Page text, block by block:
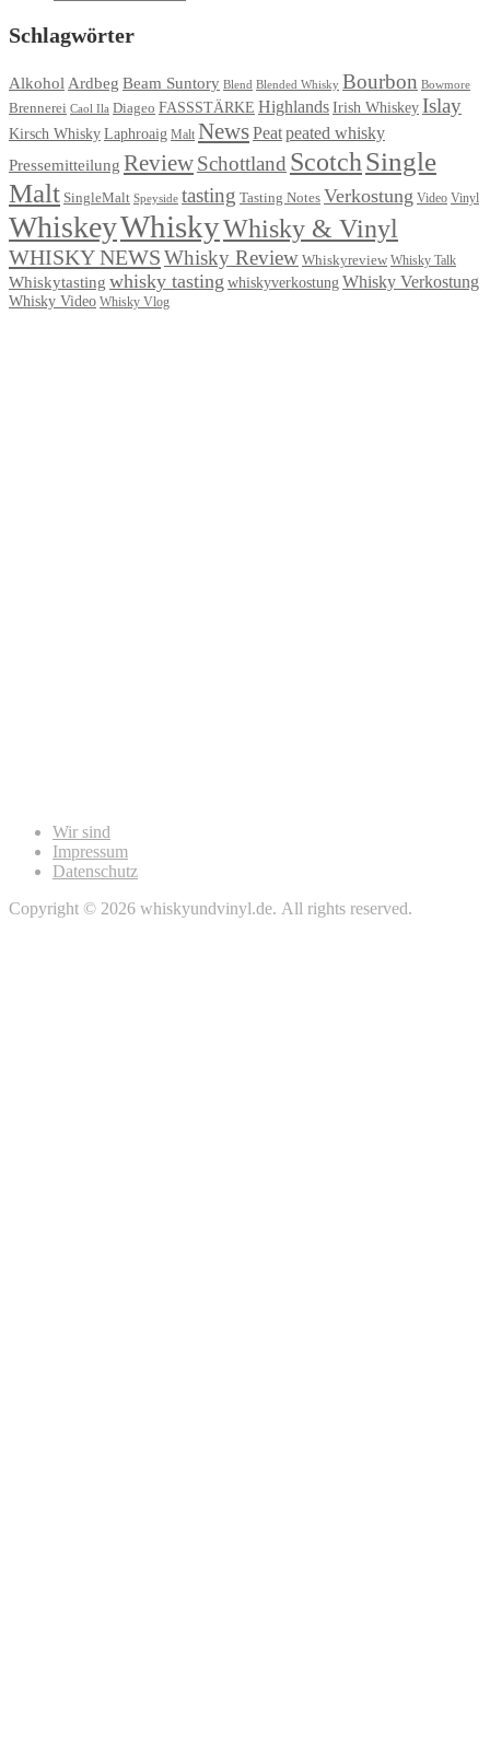
Schlagwörter
Alkohol Ardbeg Beam Suntory Blend Blended Whisky Bourbon Bowmore
Brennerei Caol Ila Diageo FASSSTÄRKE HighlandsIrish WhiskeyIslay
Kirsch Whisky Laphroaig Malt NewsPeatpeated whisky
Pressemitteilung ReviewSchottland ScotchSingle
Malt SingleMalt Speyside tasting Tasting Notes Verkostung Video Vinyl
WhiskeyWhiskyWhisky & Vinyl
WHISKY NEWSWhisky Review Whiskyreview Whisky Talk
Whiskytasting whisky tasting whiskyverkostung Whisky Verkostung
Whisky Video Whisky Vlog
Wir sind
Impressum
Datenschutz
Copyright © 2026 whiskyundvinyl.de. All rights reserved.